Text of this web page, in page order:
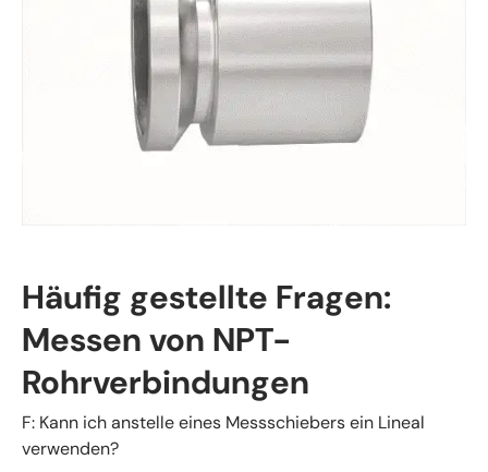
Häufig gestellte Fragen:
Messen von NPT-
Rohrverbindungen
F: Kann ich anstelle eines Messschiebers ein Lineal
verwenden?